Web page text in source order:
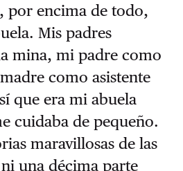
por encima de todo,
Mis padres
mina, mi padre como
como asistente
que era mi abuela
cuidaba de pequeño.
maravillosas de las
una décima parte